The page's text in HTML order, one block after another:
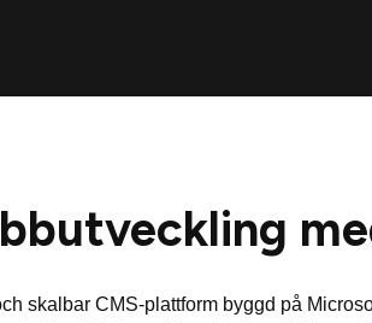
skalbar CMS-plattform byggd på